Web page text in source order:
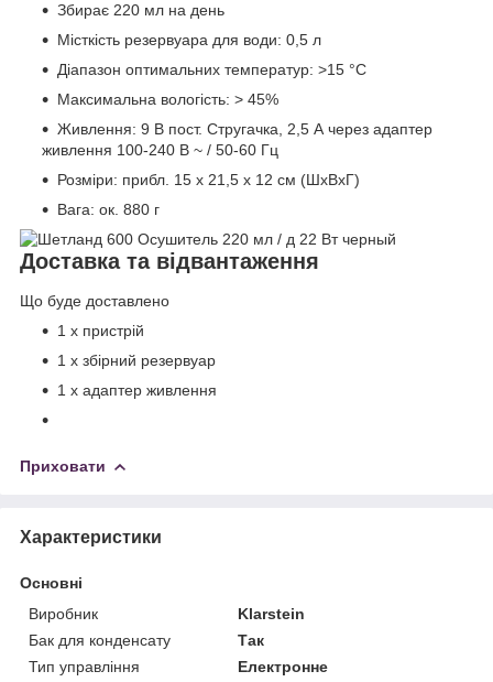
Збирає 220 мл на день
Місткість резервуара для води: 0,5 л
Діапазон оптимальних температур: >15 °C
Максимальна вологість: > 45%
Живлення: 9 В пост. Стругачка, 2,5 А через адаптер
живлення 100-240 В ~ / 50-60 Гц
Розміри: прибл. 15 х 21,5 х 12 см (ШхВхГ)
Вага: ок. 880 г
Доставка та відвантаження
Що буде доставлено
1 х пристрій
1 х збірний резервуар
1 х адаптер живлення
Приховати
Характеристики
Основні
Виробник
Klarstein
Бак для конденсату
Так
Тип управління
Електронне